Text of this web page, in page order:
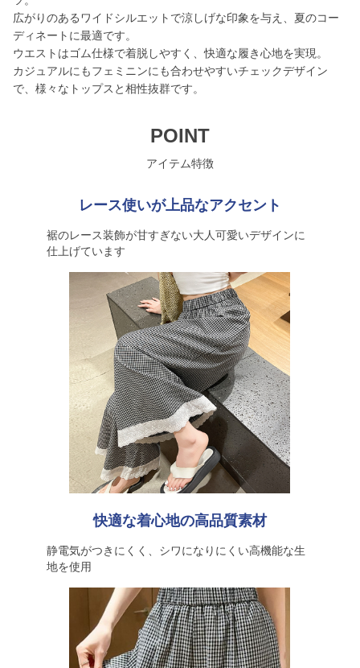
広がりのあるワイドシルエットで涼しげな印象を与え、夏のコー
ディネートに最適です。
ウエストはゴム仕様で着脱しやすく、快適な履き心地を実現。
カジュアルにもフェミニンにも合わせやすいチェックデザイン
で、様々なトップスと相性抜群です。
POINT
アイテム特徴
レース使いが上品なアクセント
裾のレース装飾が甘すぎない大人可愛いデザインに
仕上げています
快適な着心地の高品質素材
静電気がつきにくく、シワになりにくい高機能な生
地を使用